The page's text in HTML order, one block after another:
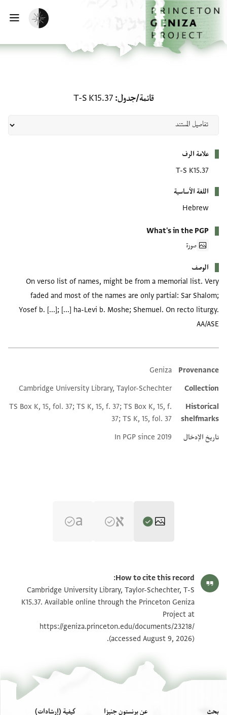
إلى المحتوى الرئيسي
الرئيسية
تفعيل الوضع المظلم
قائمة/جدول T-S K15.37
علامة الرف
T-S K15.37
اللغة الأساسية
Hebrew
What's in the PGP
صورة
الوصف
On verso list of names, might be from a memorial list. Very
faded and most of the names are only partial: Sar Shalom;
Yosef b. [...]; [...] ha-Levi b. Moshe; Shemuel. On recto liturgy.
AA/ASE
Additional metadata
Provenance
Geniza
Collection
Cambridge University Library, Taylor-Schechter
Historical
shelfmarks
TS Box K, 15, fol. 37; TS K, 15, f. 37; TS Box K, 15, f.
37; TS K, 15, fol. 37
تاريخ الإدخال
In PGP since 2019
T-S K15.37 1r تكبير و تدوير
بيان أذونات الصورة
How to cite this record:
Cambridge University Library, Taylor-Schechter, T-S
K15.37. Available online through the Princeton Geniza
Project at
https://geniza.princeton.edu/documents/23218/
(accessed August 9, 2026).
بحث عن برنستون جنيزا كيفية (إرشادات)